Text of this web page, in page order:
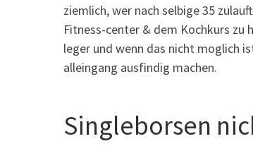
ziemlich, wer nach selbige 35
Fitness-center & dem Kochkurs zu
leger und wenn das nicht moglich
alleingang ausfindig machen.
Singleborsen